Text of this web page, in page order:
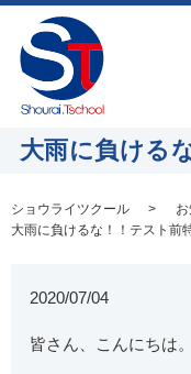
大雨に負ける
ショウライツクール
大雨に負けるな！！テスト前
2020/07/04
皆さん、こんにちは。